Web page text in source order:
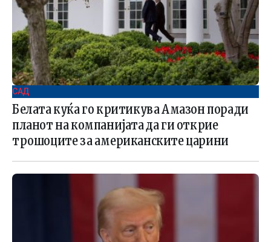
САД
Белата куќа го критикува Амазон поради
планот на компанијата да ги открие
трошоците за американските царини